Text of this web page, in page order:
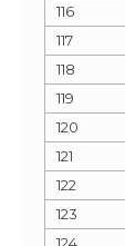
116
117
118
119
120
121
122
123
124